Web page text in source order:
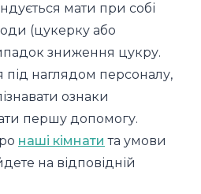
мати при собі
(цукерку або
зниження цукру.
під наглядом персоналу,
ознаки
першу допомогу.
наші кімнати та умови
на відповідній